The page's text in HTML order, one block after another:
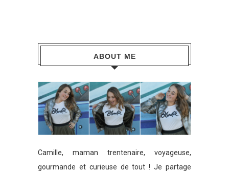
ABOUT ME
Camille, maman trentenaire, voyageuse,
gourmande et curieuse de tout ! Je partage